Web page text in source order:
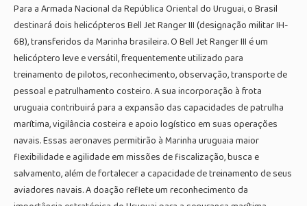
Para a Armada Nacional da República Oriental do Uruguai, o Brasil
destinará dois helicópteros Bell Jet Ranger III (designação militar IH-
6B), transferidos da Marinha brasileira. O Bell Jet Ranger III é um
helicóptero leve e versátil, frequentemente utilizado para
treinamento de pilotos, reconhecimento, observação, transporte de
pessoal e patrulhamento costeiro. A sua incorporação à frota
uruguaia contribuirá para a expansão das capacidades de patrulha
marítima, vigilância costeira e apoio logístico em suas operações
navais. Essas aeronaves permitirão à Marinha uruguaia maior
flexibilidade e agilidade em missões de fiscalização, busca e
salvamento, além de fortalecer a capacidade de treinamento de seus
aviadores navais. A doação reflete um reconhecimento da